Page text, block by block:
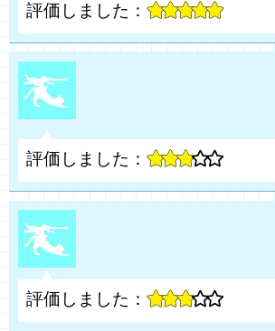
評価しました：
評価しました：
評価しました：